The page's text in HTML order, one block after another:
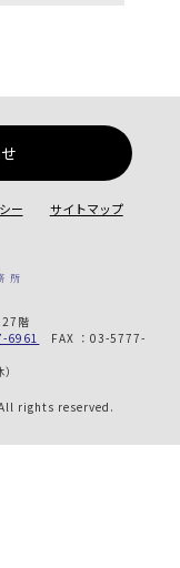
ー サイトマップ
階
6961
FAX ：03-5777-
rights reserved.